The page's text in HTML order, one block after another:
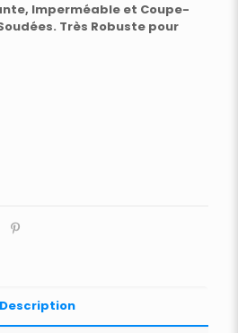
Imperméable et Coupe-
Très Robuste pour
Description